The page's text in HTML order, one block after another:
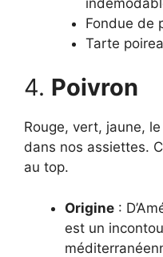
Fondue de
Tarte
4. Poivron
Rouge, vert, jaune,
dans nos assiettes.
au top.
Origine :
est un